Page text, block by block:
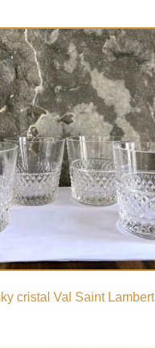
cristal Val Saint Lambert